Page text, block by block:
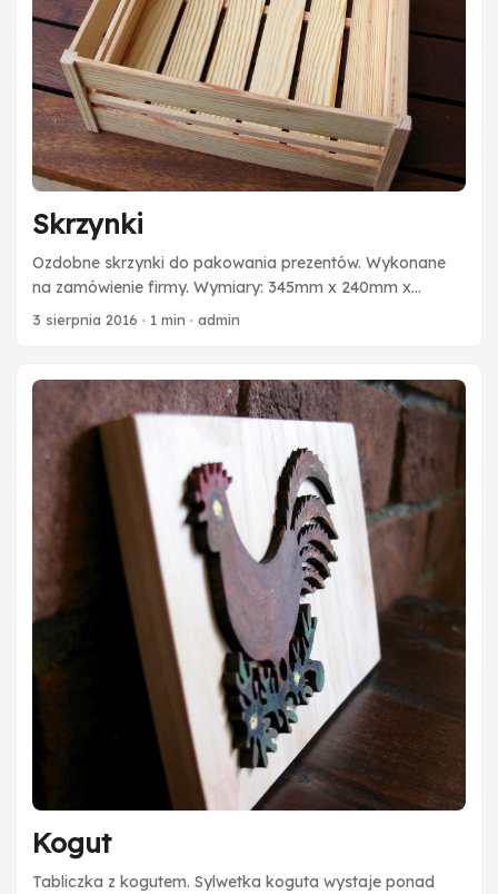
Skrzynki
Ozdobne skrzynki do pakowania prezentów. Wykonane
na zamówienie firmy. Wymiary: 345mm x 240mm x
100mm
3 sierpnia 2016 · 1 min · admin
Kogut
Tabliczka z kogutem. Sylwetka koguta wystaje ponad